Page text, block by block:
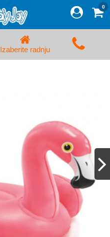
Prijava/Registracija
0
Izaberite radnju